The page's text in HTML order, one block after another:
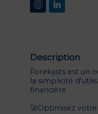
Description
Forekasts est un
la simplicité
financière.
🚀Optimisez